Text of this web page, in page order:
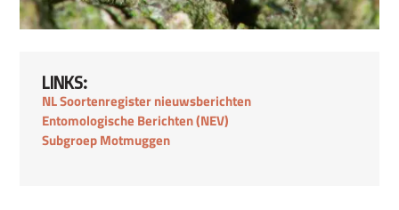
LINKS:
NL Soortenregister nieuwsberichten
Entomologische Berichten (NEV)
Subgroep Motmuggen